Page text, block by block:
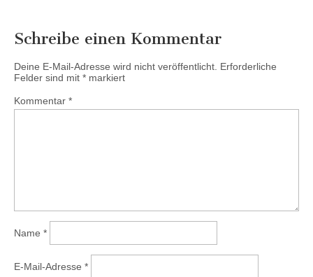
Schreibe einen Kommentar
Deine E-Mail-Adresse wird nicht veröffentlicht. Erforderliche
Felder sind mit * markiert
Kommentar *
Name *
E-Mail-Adresse *